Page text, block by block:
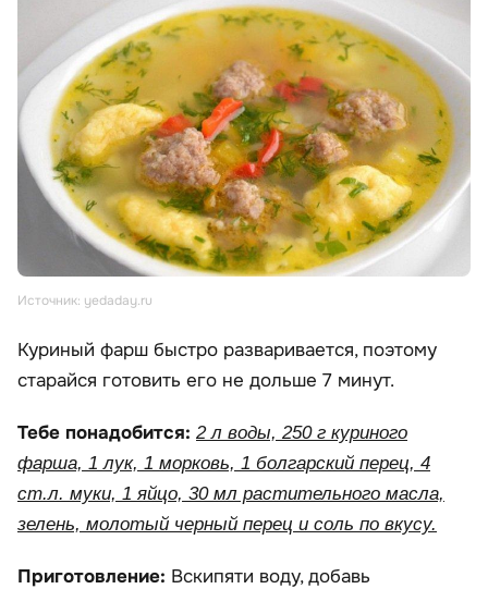
Источник: yedaday.ru
Куриный фарш быстро разваривается, поэтому
старайся готовить его не дольше 7 минут.
Тебе понадобится: 2 л воды, 250 г куриного
фарша, 1 лук, 1 морковь, 1 болгарский перец, 4
ст.л. муки, 1 яйцо, 30 мл растительного масла,
зелень, молотый черный перец и соль по вкусу.
Приготовление: Вскипяти воду, добавь